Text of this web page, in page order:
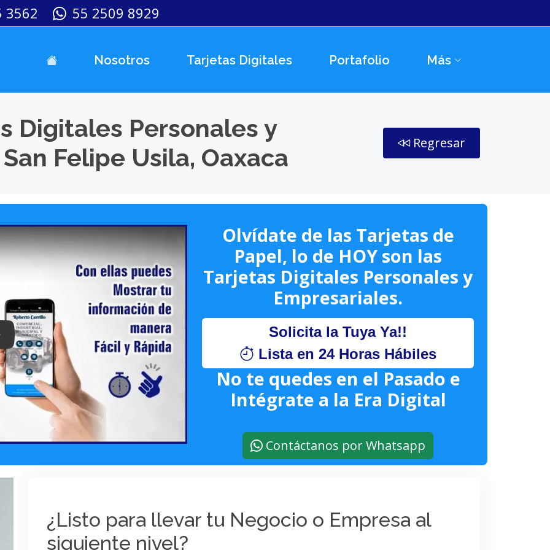
3562 55 2509 8929
Nosotros Tarjetas Digitales Portafolio Más
Digitales Personales y
Felipe Usila, Oaxaca
Regresar
Keynote (Google I/O '18)
Olvídate de las Tarjetas de
Papel, lo de HOY son las
Tarjetas Digitales Personales y
Empresariales.
Solicita la Tuya Ya!!
Lista en 24 Horas Hábiles
No te quedes en el Pasado e
Intégrate a la Era Digital
Contáctanos por Whatsapp
¿Listo para llevar tu Negocio o Empresa al
siguiente nivel?